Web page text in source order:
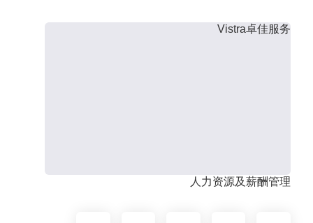
Vistra卓佳服务
人力资源及薪酬管理